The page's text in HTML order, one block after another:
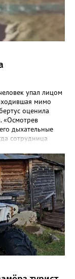
упал лицом
мимо
оценила
«Осмотрев
дыхательные
сотрудница
язык. Воздух
скорой», -
доставили
и
вопрос о